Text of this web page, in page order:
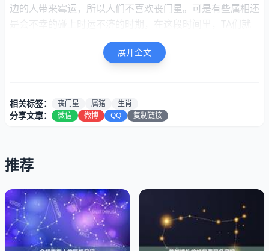
边的人带来霉运，所以人们不喜欢丧门星。可是有些属相还
是会不幸的碰上时运不济的时期，在这段时间里，TA们就
会倒霉连连，而且还可能会把霉运带给自己身边的人，一起
来看看年丧门星生肖有哪些？生肖鼠
展开全文
相关标签： 丧门星 属猪 生肖
分享文章： 微信 微博 QQ 复制链接
推荐